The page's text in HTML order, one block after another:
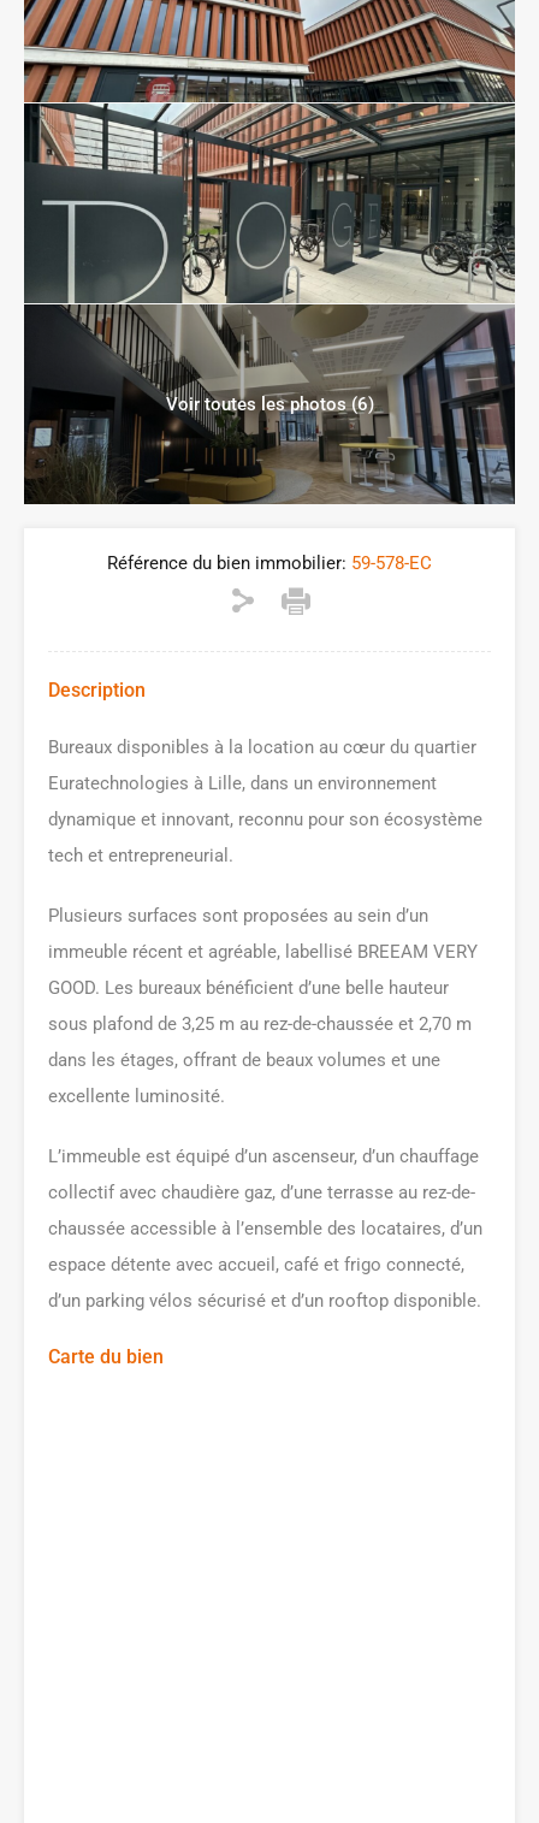
Voir toutes les photos (6)
Référence du bien immobilier: 59-578-EC
Description
Bureaux disponibles à la location au cœur du quartier
Euratechnologies à Lille, dans un environnement
dynamique et innovant, reconnu pour son écosystème
tech et entrepreneurial.
Plusieurs surfaces sont proposées au sein d’un
immeuble récent et agréable, labellisé BREEAM VERY
GOOD. Les bureaux bénéficient d’une belle hauteur
sous plafond de 3,25 m au rez-de-chaussée et 2,70 m
dans les étages, offrant de beaux volumes et une
excellente luminosité.
L’immeuble est équipé d’un ascenseur, d’un chauffage
collectif avec chaudière gaz, d’une terrasse au rez-de-
chaussée accessible à l’ensemble des locataires, d’un
espace détente avec accueil, café et frigo connecté,
d’un parking vélos sécurisé et d’un rooftop disponible.
Carte du bien